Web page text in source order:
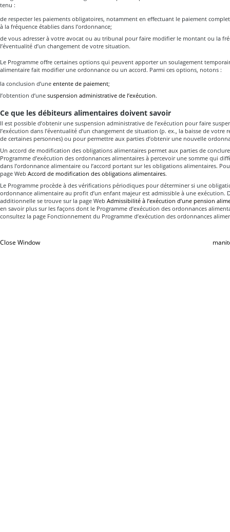
tenu :
de respecter les paiements obligatoires, notamment en effectuant le paiement
à la fréquence établies dans l’ordonnance;
de vous adresser à votre avocat ou au tribunal pour faire modifier le montant ou la
l’éventualité d’un changement de votre situation.
Le Programme offre certaines options qui peuvent apporter un soulagement
alimentaire fait modifier une ordonnance ou un accord. Parmi ces options, notons :
la conclusion d’une entente de paiement;
l’obtention d’une suspension administrative de l’exécution.
Ce que les débiteurs alimentaires doivent savoir
Il est possible d’obtenir une suspension administrative de l’exécution pour faire
l’exécution dans l’éventualité d’un changement de situation (p. ex., la baisse de votre
de certaines personnes) ou pour permettre aux parties d’obtenir une nouvelle
Un accord de modification des obligations alimentaires permet aux parties de
Programme d’exécution des ordonnances alimentaires à percevoir une somme qui
dans l’ordonnance alimentaire ou l’accord portant sur les obligations alimentaires.
page Web Accord de modification des obligations alimentaires.
Le Programme procède à des vérifications périodiques pour déterminer si une
ordonnance alimentaire au profit d’un enfant majeur est admissible à une exécution.
additionnelle se trouve sur la page Web Admissibilité à l’exécution d’une pension
en savoir plus sur les façons dont le Programme d’exécution des ordonnances
consultez la page Fonctionnement du Programme d’exécution des ordonnances
Close Window